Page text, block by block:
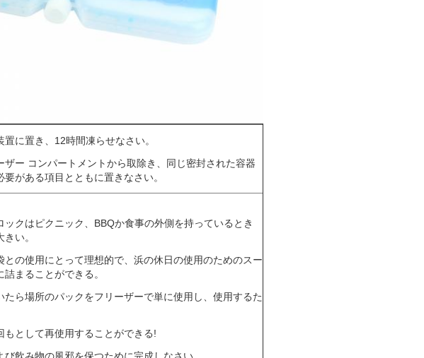
置に置き、12時間凍らせなさい。
ザー コンパートメントから取除き、同じ密封された容器
要がある項目とともに置きなさい。
ックはピクニック、BBQか食事の外側を持っているとき
い。
との使用にとって理想的で、浜の休日の使用のためのスー
まることができる。
たら場所のパックをフリーザーで単に使用し、使用するた
もとして再使用することができる!